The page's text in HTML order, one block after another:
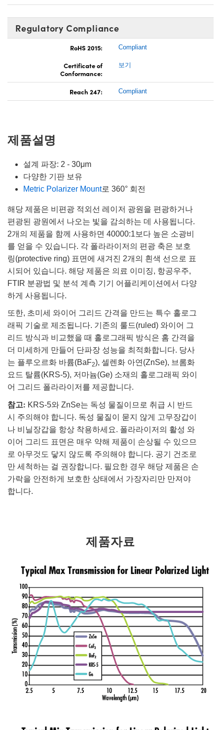
Regulatory Compliance
RoHS 2015: Compliant
Certificate of
Conformance:
보기
Reach 247: Compliant
제품설명
설계 파장: 2 - 30μm
다양한 기판 보유
Metric Polarizer Mount로 360° 회전
해당 제품은 비편광 적외선 레이저 광원을 편광하거나
편광된 광원에서 나오는 빛을 감쇠하는 데 사용됩니다.
2개의 제품을 함께 사용하면 40000:1보다 높은 소광비
를 얻을 수 있습니다. 각 폴라라이저의 편광 축은 보호
링(protective ring) 표면에 새겨진 2개의 흰색 선으로 표
시되어 있습니다. 해당 제품은 의료 이미징, 항공우주,
FTIR 분광법 및 분석 계측 기기 어플리케이션에서 다양
하게 사용됩니다.
또한, 초미세 와이어 그리드 간격을 만드는 특수 홀로그
래픽 기술로 제조됩니다. 기존의 룰드(ruled) 와이어 그
리드 방식과 비교했을 때 홀로그래픽 방식은 홈 간격을
더 미세하게 만들어 단파장 성능을 최적화합니다. 당사
는 플루오르화 바륨(BaF2), 셀렌화 아연(ZnSe), 브롬화
요드 탈륨(KRS-5), 저마늄(Ge) 소재의 홀로그래픽 와이
어 그리드 폴라라이저를 제공합니다.
참고: KRS-5와 ZnSe는 독성 물질이므로 취급 시 반드
시 주의해야 합니다. 독성 물질이 묻지 않게 고무장갑이
나 비닐장갑을 항상 착용하세요. 폴라라이저의 활성 와
이어 그리드 표면은 매우 약해 제품이 손상될 수 있으므
로 아무것도 닿지 않도록 주의해야 합니다. 공기 건조로
만 세척하는 걸 권장합니다. 필요한 경우 해당 제품은 손
가락을 안전하게 보호한 상태에서 가장자리만 만져야
합니다.
제품자료